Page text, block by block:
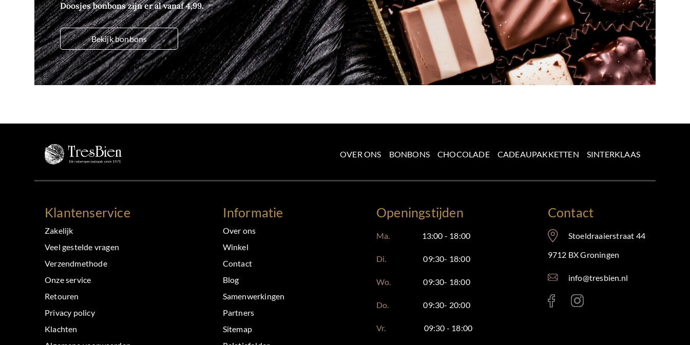
Doosjes bonbons zijn er al vanaf 4,99.
Bekijk bonbons
OVER ONS BONBONS CHOCOLADE CADEAUPAKKETTEN SINTERKLAAS
Klantenservice
Zakelijk
Veel gestelde vragen
Verzendmethode
Onze service
Retouren
Privacy policy
Klachten
Informatie
Over ons
Winkel
Contact
Blog
Samenwerkingen
Partners
Sitemap
Openingstijden
Ma. 13:00 - 18:00
Di. 09:30- 18:00
Wo. 09:30- 18:00
Do. 09:30- 20:00
Vr. 09:30 - 18:00
Contact
Stoeldraaierstraat 44
9712 BX Groningen
info@tresbien.nl